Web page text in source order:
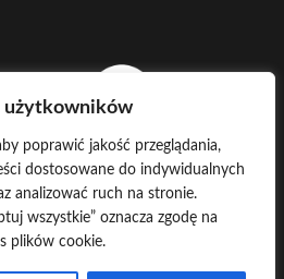
użytkowników
poprawić jakość przeglądania,
dostosowane do indywidualnych
analizować ruch na stronie.
wszystkie” oznacza zgodę na
plików cookie.